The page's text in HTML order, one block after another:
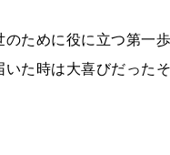
ために役に立つ第一
た時は大喜びだった